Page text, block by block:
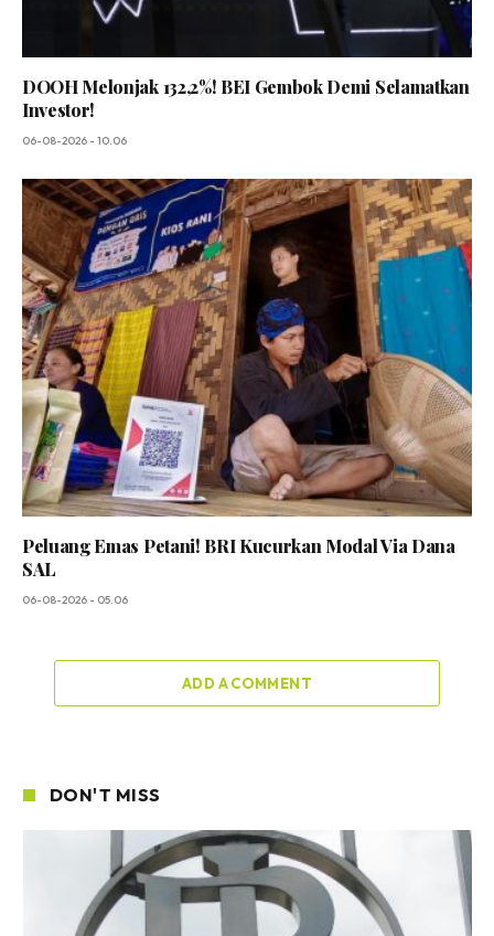
DOOH Melonjak 132,2%! BEI Gembok Demi Selamatkan
Investor!
06-08-2026 - 10.06
Peluang Emas Petani! BRI Kucurkan Modal Via Dana
SAL
06-08-2026 - 05.06
ADD A COMMENT
DON'T MISS